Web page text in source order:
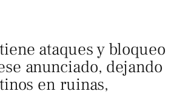
ataques y bloqueo
anunciado, dejando
en ruinas,